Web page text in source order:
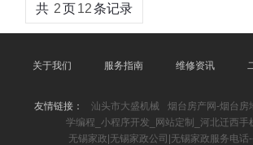
共 2页12条记录
关于我们 服务指南 维修资讯
友情链接： 汕头市大盛机械
烟台房产网-烟台房
学编程_小程序开发_网站定制_河北迁西手
无锡家政|无锡家政公司|无锡家政服务电话